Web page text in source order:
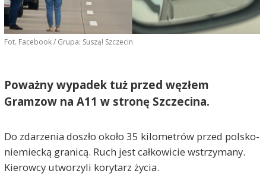
Fot. Facebook / Grupa: Suszą! Szczecin
Poważny wypadek tuż przed węzłem
Gramzow na A11 w stronę Szczecina.
Do zdarzenia doszło około 35 kilometrów przed polsko-
niemiecką granicą. Ruch jest całkowicie wstrzymany.
Kierowcy utworzyli korytarz życia.